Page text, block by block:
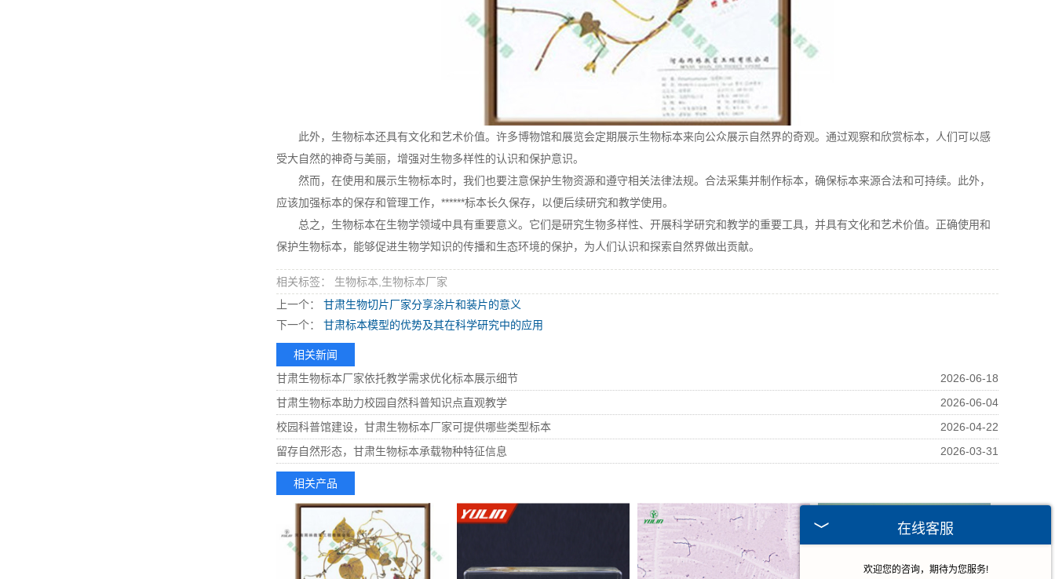
此外，生物标本还具有文化和艺术价值。许多博物馆和展览会定期展示生物标本来向公众展示自然界的奇观。通过观察和欣赏标本，人们可以感
受大自然的神奇与美丽，增强对生物多样性的认识和保护意识。
然而，在使用和展示生物标本时，我们也要注意保护生物资源和遵守相关法律法规。合法采集并制作标本，确保标本来源合法和可持续。此外，
应该加强标本的保存和管理工作，******标本长久保存，以便后续研究和教学使用。
总之，生物标本在生物学领域中具有重要意义。它们是研究生物多样性、开展科学研究和教学的重要工具，并具有文化和艺术价值。正确使用和
保护生物标本，能够促进生物学知识的传播和生态环境的保护，为人们认识和探索自然界做出贡献。
相关标签： 生物标本,生物标本厂家
上一个：
甘肃生物切片厂家分享涂片和装片的意义
下一个：
甘肃标本模型的优势及其在科学研究中的应用
相关新闻
甘肃生物标本厂家依托教学需求优化标本展示细节
2026-06-18
甘肃生物标本助力校园自然科普知识点直观教学
2026-06-04
校园科普馆建设，甘肃生物标本厂家可提供哪些类型标本
2026-04-22
留存自然形态，甘肃生物标本承载物种特征信息
2026-03-31
相关产品
在线客服
欢迎您的咨询，期待为您服务!